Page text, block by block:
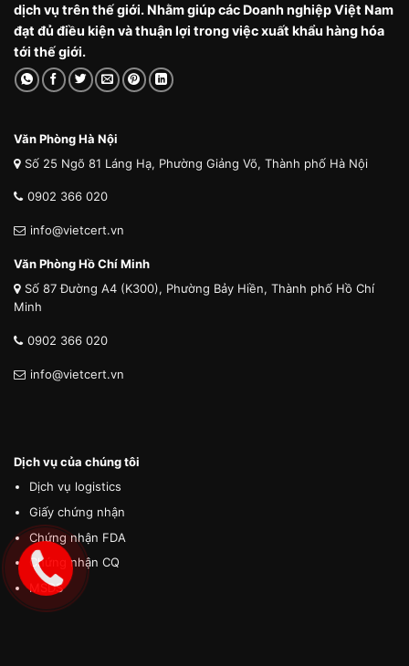
dịch vụ trên thế giới. Nhằm giúp các Doanh nghiệp Việt Nam
đạt đủ điều kiện và thuận lợi trong việc xuất khẩu hàng hóa
tới thế giới.
Văn Phòng Hà Nội
Số 25 Ngõ 81 Láng Hạ, Phường Giảng Võ, Thành phố Hà Nội
0902 366 020
info@vietcert.vn
Văn Phòng Hồ Chí Minh
Số 87 Đường A4 (K300), Phường Bảy Hiền, Thành phố Hồ Chí
Minh
0902 366 020
info@vietcert.vn
Dịch vụ của chúng tôi
Dịch vụ logistics
Giấy chứng nhận
Chứng nhận FDA
Chứng nhận CQ
MSDS